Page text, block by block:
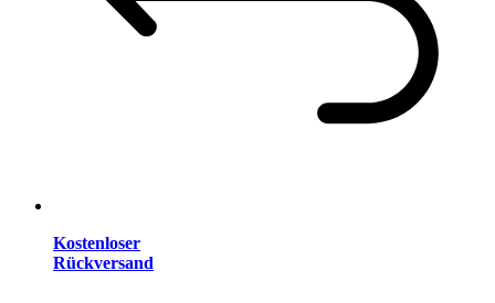
Kostenloser
Rückversand